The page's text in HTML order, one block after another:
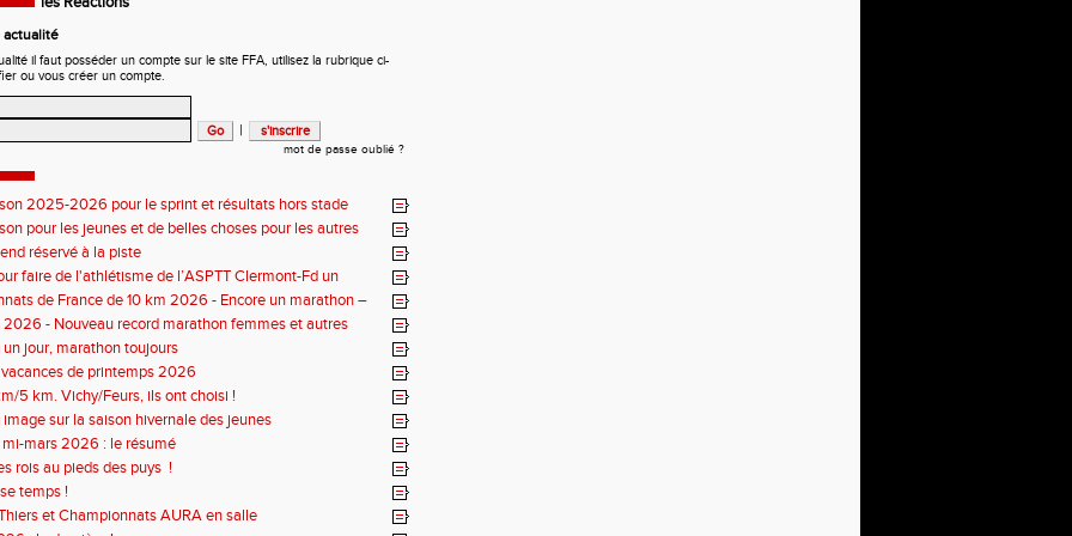
actualité
il faut posséder un compte sur le site FFA, utilisez la rubrique ci-
ou vous créer un compte.
|
mot de passe oublié ?
2025-2026 pour le sprint et résultats hors stade
pour les jeunes et de belles choses pour les autres
réservé à la piste
faire de l'athlétisme de l’ASPTT Clermont-Fd un
de France de 10 km 2026 - Encore un marathon –
2026 - Nouveau record marathon femmes et autres
jour, marathon toujours
de printemps 2026
5 km. Vichy/Feurs, ils ont choisi !
image sur la saison hivernale des jeunes
mars 2026 : le résumé
rois au pieds des puys !
temps !
et Championnats AURA en salle